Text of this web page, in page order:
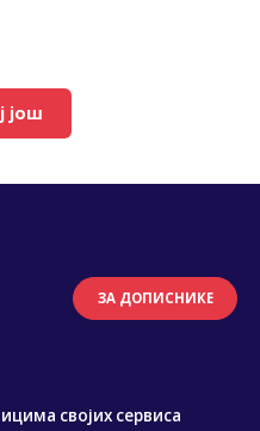
још
ЗА ДОПИСНИКЕ
својих сервиса